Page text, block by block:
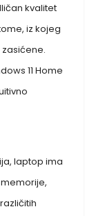
kvalitet
iz kojeg
11 Home
laptop ima
memorije,